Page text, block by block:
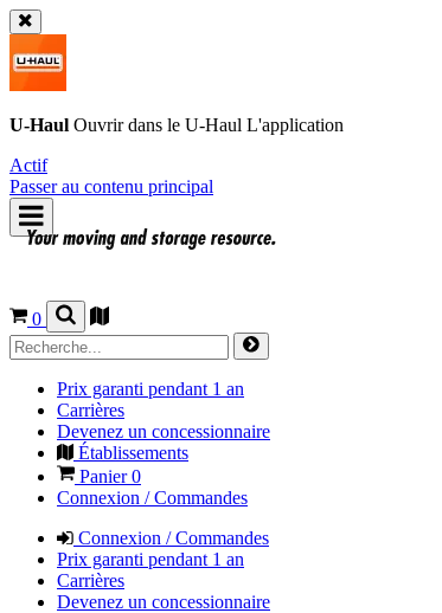
U-Haul Ouvrir dans le U-Haul L'application
Actif
Passer au contenu principal
0
Prix garanti pendant 1 an
Carrières
Devenez un concessionnaire
Établissements
Panier0
Connexion / Commandes
Connexion / Commandes
Prix garanti pendant 1 an
Carrières
Devenez un concessionnaire